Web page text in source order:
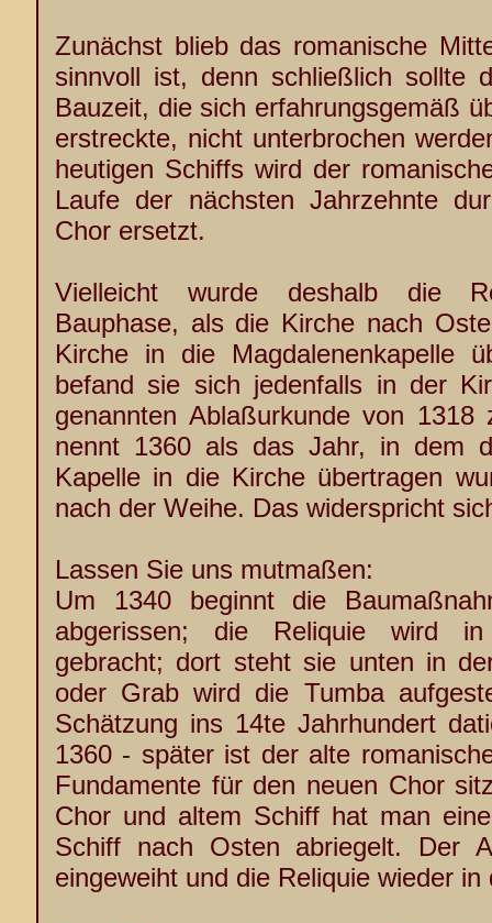
Zunächst blieb das romanische
sinnvoll ist, denn schließlich sollte
Bauzeit, die sich erfahrungsgemäß
erstreckte, nicht unterbrochen
heutigen Schiffs wird der
Laufe der nächsten Jahrzehnte
Chor ersetzt.
Vielleicht wurde deshalb die
Bauphase, als die Kirche nach
Kirche in die Magdalenenkapelle
befand sie sich jedenfalls in der
genannten Ablaßurkunde von
nennt 1360 als das Jahr, in dem
Kapelle in die Kirche übertragen
nach der Weihe. Das widerspricht
Lassen Sie uns mutmaßen:
Um 1340 beginnt die
abgerissen; die Reliquie wird in
gebracht; dort steht sie unten in
oder Grab wird die Tumba
Schätzung ins 14te Jahrhundert
1360 - später ist der alte
Fundamente für den neuen Chor
Chor und altem Schiff hat man
Schiff nach Osten abriegelt. Der
eingeweiht und die Reliquie wieder